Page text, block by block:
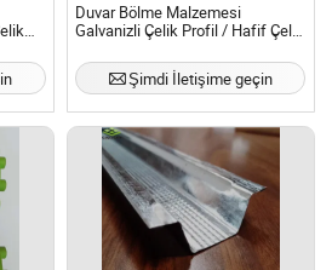
Duvar Bölme Malzemesi
Galvanizli Çelik Profil / Hafif Çelik
Şimdi İletişime geçin